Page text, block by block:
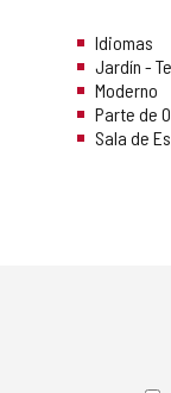
Idiomas
Jardín -
Moderno
Parte de
Sala de